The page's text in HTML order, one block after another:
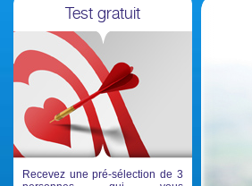
Test gratuit
Recevez une pré-sélection de 3